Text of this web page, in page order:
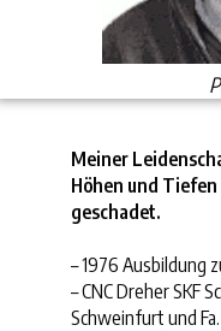
Meiner
Höhen und
geschadet.
– 1976 Ausbildung
– CNC Dreher SKF
Schweinfurt und